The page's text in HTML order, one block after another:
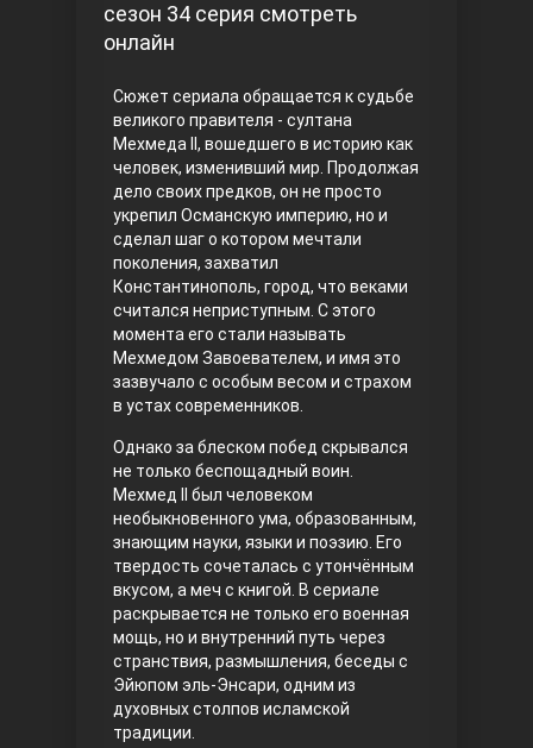
Правосyдие
Любовь напрокат
Воскресший Эртугрул
сезон 34 серия смотреть
онлайн
Сюжет сериала обращается к судьбе
великого правителя - султана
Мехмеда II, вошедшего в историю как
человек, изменивший мир. Продолжая
дело своих предков, он не просто
укрепил Османскую империю, но и
сделал шаг о котором мечтали
поколения, захватил
Константинополь, город, что веками
считался неприступным. С этого
момента его стали называть
Мехмедом Завоевателем, и имя это
зазвучало с особым весом и страхом
в устах современников.
Однако за блеском побед скрывался
не только беспощадный воин.
Мехмед II был человеком
необыкновенного ума, образованным,
знающим науки, языки и поэзию. Его
твердость сочеталась с утончённым
вкусом, а меч с книгой. В сериале
раскрывается не только его военная
мощь, но и внутренний путь через
странствия, размышления, беседы с
Эйюпом эль-Энсари, одним из
духовных столпов исламской
традиции.